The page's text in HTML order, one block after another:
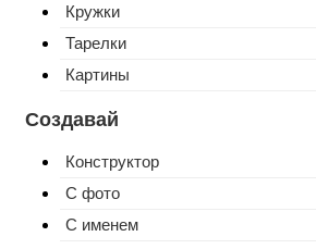
Кружки
Тарелки
Картины
Создавай
Конструктор
С фото
С именем